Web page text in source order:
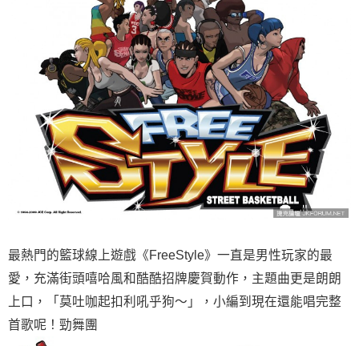
最熱門的籃球線上遊戲《FreeStyle》一直是男性玩家的最
愛，充滿街頭嘻哈風和酷酷招牌慶賀動作，主題曲更是朗朗
上口，「莫吐咖起扣利吼乎狗～」，小編到現在還能唱完整
首歌呢！勁舞團